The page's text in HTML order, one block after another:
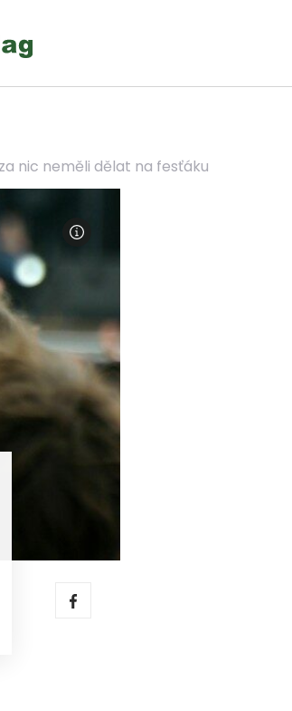
nic neměli dělat na fesťáku